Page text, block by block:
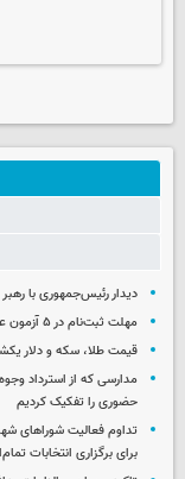
دیدار رئیس‌جمهوری با
مهلت ثبت‌نام در ۵ آزمون علوم پزشکی دوباره تمدید شد
قیمت طلا، سکه و دلار یکشنبه ۱۸
مدارسی که از استرداد
حضوری را تفکیک کردیم
تداوم فعالیت شوراهای
برای برگزاری انتخابات